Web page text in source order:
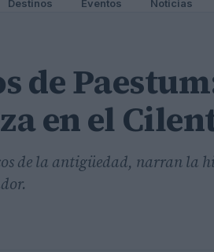
Destinos Eventos Noticias
de
en el
de la antigüedad, narran la